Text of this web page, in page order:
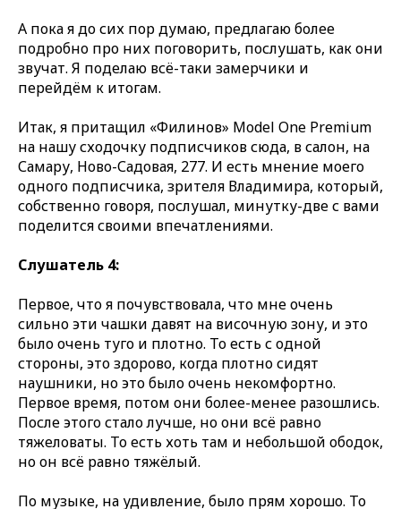
А пока я до сих пор думаю, предлагаю более
подробно про них поговорить, послушать, как они
звучат. Я поделаю всё-таки замерчики и
перейдём к итогам.
Итак, я притащил «Филинов» Model One Premium
на нашу сходочку подписчиков сюда, в салон, на
Самару, Ново-Садовая, 277. И есть мнение моего
одного подписчика, зрителя Владимира, который,
собственно говоря, послушал, минутку-две с вами
поделится своими впечатлениями.
Слушатель 4:
Первое, что я почувствовала, что мне очень
сильно эти чашки давят на височную зону, и это
было очень туго и плотно. То есть с одной
стороны, это здорово, когда плотно сидят
наушники, но это было очень некомфортно.
Первое время, потом они более-менее разошлись.
После этого стало лучше, но они всё равно
тяжеловаты. То есть хоть там и небольшой ободок,
но он всё равно тяжёлый.
По музыке, на удивление, было прям хорошо. То